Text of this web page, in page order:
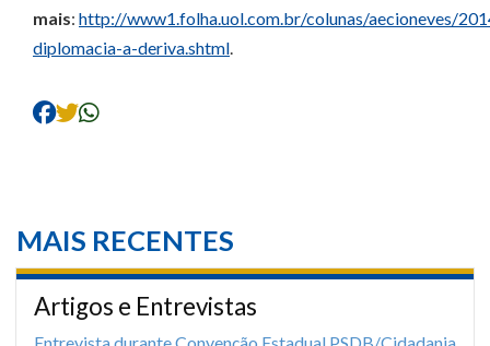
mais: http://www1.folha.uol.com.br/colunas/aecioneves/
diplomacia-a-deriva.shtml.
MAIS RECENTES
Artigos e Entrevistas